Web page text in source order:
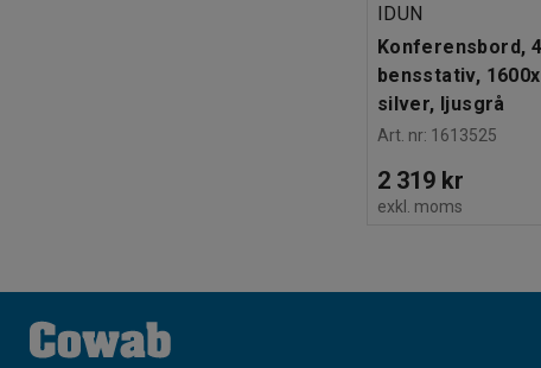
IDUN
Konferensbord,
bensstativ,
silver, ljusgrå
Art. nr: 1613525
2 319 kr
exkl. moms